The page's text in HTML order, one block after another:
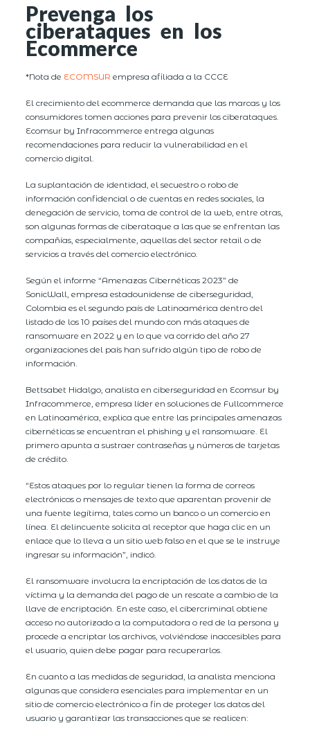
Prevenga los
ciberataques en los
Ecommerce
*Nota de ECOMSUR empresa afiliada a la CCCE
El crecimiento del ecommerce demanda que las marcas y los
consumidores tomen acciones para prevenir los ciberataques.
Ecomsur by Infracommerce entrega algunas
recomendaciones para reducir la vulnerabilidad en el
comercio digital.
La suplantación de identidad, el secuestro o robo de
información confidencial o de cuentas en redes sociales, la
denegación de servicio, toma de control de la web, entre otras,
son algunas formas de ciberataque a las que se enfrentan las
compañías, especialmente, aquellas del sector retail o de
servicios a través del comercio electrónico.
Según el informe “Amenazas Cibernéticas 2023” de
SonicWall, empresa estadounidense de ciberseguridad,
Colombia es el segundo país de Latinoamérica dentro del
listado de los 10 países del mundo con más ataques de
ransomware en 2022 y en lo que va corrido del año 27
organizaciones del país han sufrido algún tipo de robo de
información.
Bettsabet Hidalgo, analista en ciberseguridad en Ecomsur by
Infracommerce, empresa líder en soluciones de Fullcommerce
en Latinoamérica, explica que entre las principales amenazas
cibernéticas se encuentran el phishing y el ransomware. El
primero apunta a sustraer contraseñas y números de tarjetas
de crédito.
“Estos ataques por lo regular tienen la forma de correos
electrónicos o mensajes de texto que aparentan provenir de
una fuente legítima, tales como un banco o un comercio en
línea. El delincuente solicita al receptor que haga clic en un
enlace que lo lleva a un sitio web falso en el que se le instruye
ingresar su información”, indicó.
El ransomware involucra la encriptación de los datos de la
víctima y la demanda del pago de un rescate a cambio de la
llave de encriptación. En este caso, el cibercriminal obtiene
acceso no autorizado a la computadora o red de la persona y
procede a encriptar los archivos, volviéndose inaccesibles para
el usuario, quien debe pagar para recuperarlos.
En cuanto a las medidas de seguridad, la analista menciona
algunas que considera esenciales para implementar en un
sitio de comercio electrónico a fin de proteger los datos del
usuario y garantizar las transacciones que se realicen: